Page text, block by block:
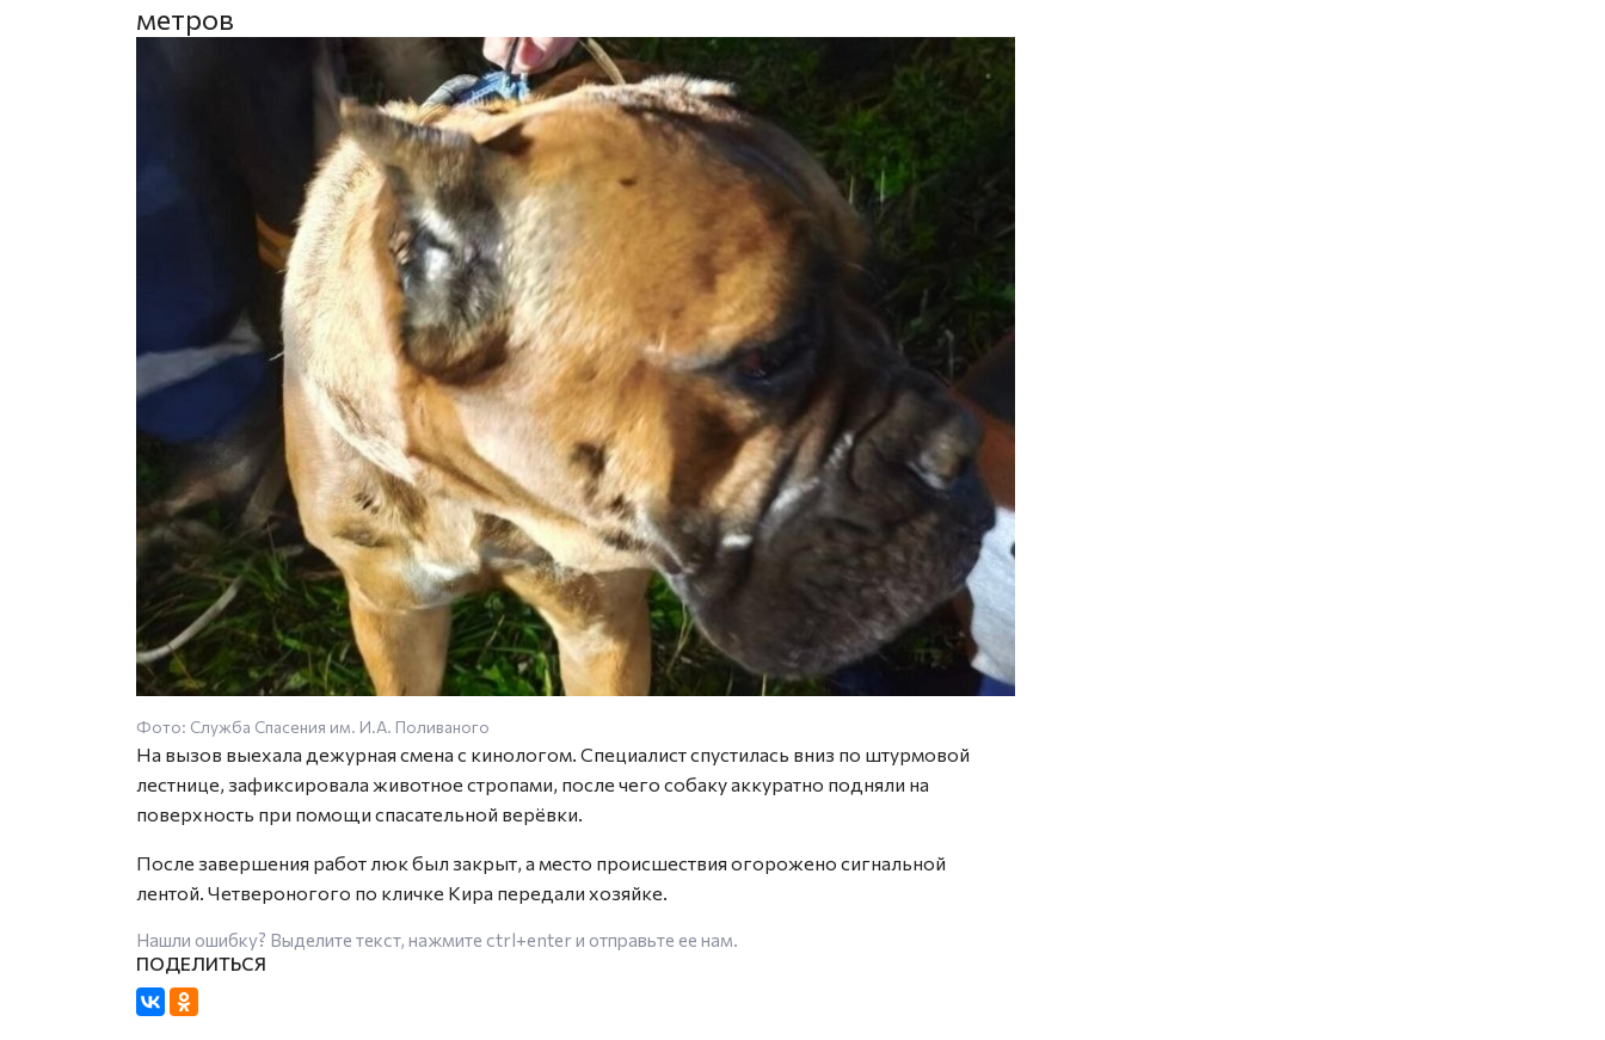
метров
Фото: Служба Спасения им. И.А. Поливаного
На вызов выехала дежурная смена с кинологом. Специалист спустилась вниз по штурмовой
лестнице, зафиксировала животное стропами, после чего собаку аккуратно подняли на
поверхность при помощи спасательной верёвки.
После завершения работ люк был закрыт, а место происшествия огорожено сигнальной
лентой. Четвероногого по кличке Кира передали хозяйке.
Нашли ошибку? Выделите текст, нажмите ctrl+enterи отправьте ее нам.